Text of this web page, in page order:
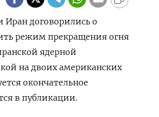
договорились о
режим ​прекращения ⁠огня
ядерной
на ​двоих ​американских
окончательное
​в ⁠публикации.